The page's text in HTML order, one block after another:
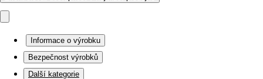
Informace o výrobku
Bezpečnost výrobků
Další kategorie